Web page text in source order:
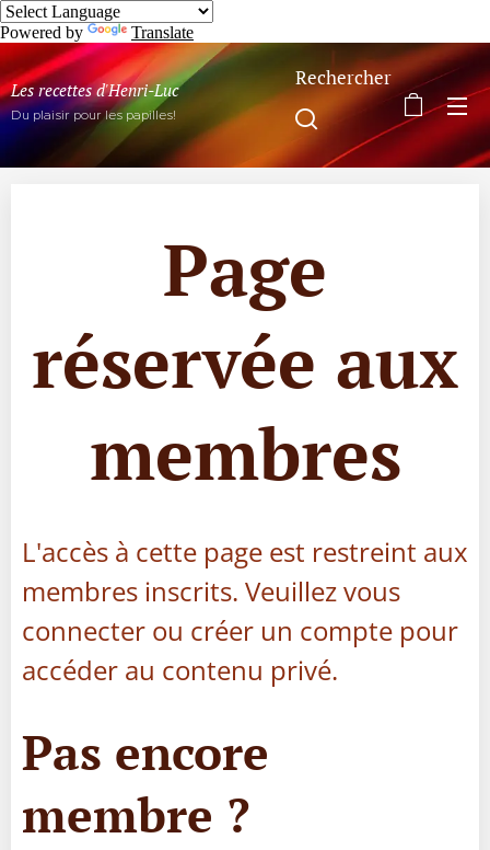
Powered by Translate
Les recettes d'Henri-Luc
Du plaisir pour les papilles!
Rechercher
Page
réservée aux
membres
L'accès à cette page est restreint aux
membres inscrits. Veuillez vous
connecter ou créer un compte pour
accéder au contenu privé.
Pas encore
membre ?